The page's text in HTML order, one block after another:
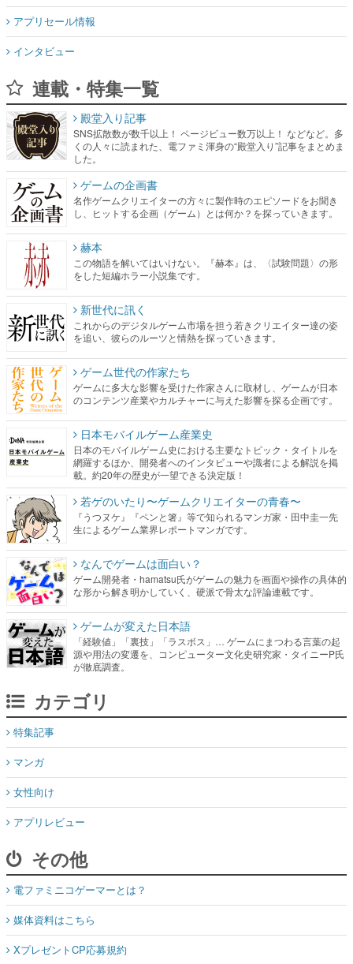
アプリセール情報
インタビュー
連載・特集一覧
殿堂入り記事
SNS拡散数が数千以上！ ページビュー数万以上！ などなど。多
くの人々に読まれた、電ファミ渾身の“殿堂入り”記事をまとめま
した。
ゲームの企画書
名作ゲームクリエイターの方々に製作時のエピソードをお聞き
し、ヒットする企画（ゲーム）とは何か？を探っていきます。
赫本
この物語を解いてはいけない。『赫本』は、〈試験問題〉の形
をした短編ホラー小説集です。
新世代に訊く
これからのデジタルゲーム市場を担う若きクリエイター達の姿
を追い、彼らのルーツと情熱を探っていきます。
ゲーム世代の作家たち
ゲームに多大な影響を受けた作家さんに取材し、ゲームが日本
のコンテンツ産業やカルチャーに与えた影響を探る企画です。
日本モバイルゲーム産業史
日本のモバイルゲーム史における主要なトピック・タイトルを
網羅するほか、開発者へのインタビューや識者による解説を掲
載。約20年の歴史が一望できる決定版！
若ゲのいたり〜ゲームクリエイターの青春〜
『うつヌケ』『ペンと箸』等で知られるマンガ家・田中圭一先
生によるゲーム業界レポートマンガです。
なんでゲームは面白い？
ゲーム開発者・hamatsu氏がゲームの魅力を画面や操作の具体的
な形から解き明かしていく、硬派で骨太な評論連載です。
ゲームが変えた日本語
「経験値」「裏技」「ラスボス」… ゲームにまつわる言葉の起
源や用法の変遷を、コンピューター文化史研究家・タイニーP氏
が徹底調査。
カテゴリ
特集記事
マンガ
女性向け
アプリレビュー
その他
電ファミニコゲーマーとは？
媒体資料はこちら
XプレゼントCP応募規約